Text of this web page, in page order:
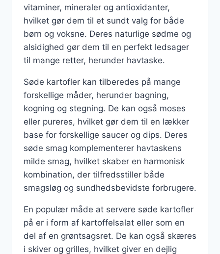
vitaminer, mineraler og antioxidanter,
hvilket gør dem til et sundt valg for både
børn og voksne. Deres naturlige sødme og
alsidighed gør dem til en perfekt ledsager
til mange retter, herunder havtaske.
Søde kartofler kan tilberedes på mange
forskellige måder, herunder bagning,
kogning og stegning. De kan også moses
eller pureres, hvilket gør dem til en lækker
base for forskellige saucer og dips. Deres
søde smag komplementerer havtaskens
milde smag, hvilket skaber en harmonisk
kombination, der tilfredsstiller både
smagsløg og sundhedsbevidste forbrugere.
En populær måde at servere søde kartofler
på er i form af kartoffelsalat eller som en
del af en grøntsagsret. De kan også skæres
i skiver og grilles, hvilket giver en dejlig